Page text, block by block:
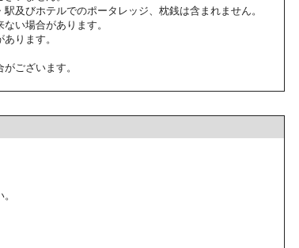
及びホテルでのポータレッジ、枕銭は含まれません。
い場合があります。
ります。
ございます。